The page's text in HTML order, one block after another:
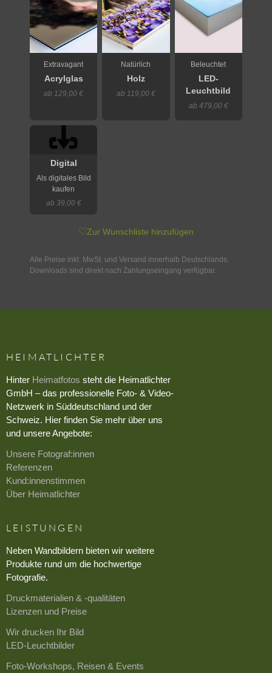
Extravagant
Acrylglas
ab 129,00 €
Natürlich
Holz
ab 119,00 €
Beleuchtet
LED-
Leuchtbild
ab 479,00 €
Digital
Als digitales Bild
kaufen
ab 39,00 €
♡Zur Wunschliste hinzufügen
Alle Preise inkl. MwSt. und Versand innerhalb Deutschlands.
Downloads sind direkt nach Zahlungseingang verfügbar.
HEIMATLICHTER
Hinter Heimatfotos steht die Heimatlichter
GmbH – das professionelle Foto- & Video-
Netzwerk in Süddeutschland und der
Schweiz. Hier finden Sie mehr über uns
und unsere Angebote:
Unsere Fotograf:innen
Referenzen
Kund:innenstimmen
Über Heimatlichter
LEISTUNGEN
Neben Wandbildern bieten wir weitere
Produkte rund um die hochwertige
Fotografie.
Druckmaterialien & -qualitäten
Lizenzen und Preise
Wir drucken Ihr Bild
LED-Leuchtbilder
Foto-Workshops, Reisen & Events